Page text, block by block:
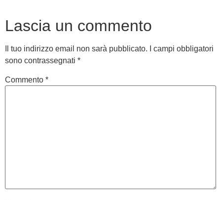
Lascia un commento
Il tuo indirizzo email non sarà pubblicato.
I campi obbligatori
sono contrassegnati *
Commento *